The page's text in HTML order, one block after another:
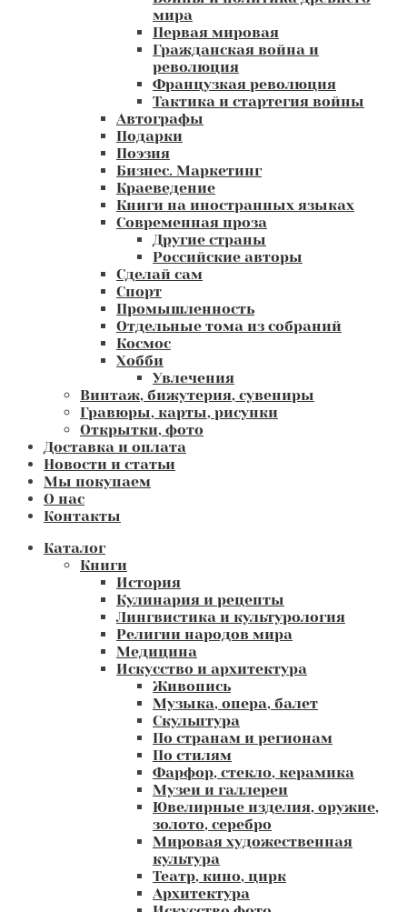
мира
Первая мировая
Гражданская война и
революция
Французкая революция
Тактика и стартегия войны
Автографы
Подарки
Поэзия
Бизнес. Маркетинг
Краеведение
Книги на иностранных языках
Современная проза
Другие страны
Российские авторы
Сделай сам
Спорт
Промышленность
Отдельные тома из собраний
Космос
Хобби
Увлечения
Винтаж, бижутерия, сувениры
Гравюры, карты, рисунки
Открытки, фото
Доставка и оплата
Новости и статьи
Мы покупаем
О нас
Контакты
Каталог
Книги
История
Кулинария и рецепты
Лингвистика и культурология
Религии народов мира
Медицина
Искусство и архитектура
Живопись
Музыка, опера, балет
Скульптура
По странам и регионам
По стилям
Фарфор, стекло, керамика
Музеи и галлереи
Ювелирные изделия, оружие,
золото, серебро
Мировая художественная
культура
Театр, кино, цирк
Архитектура